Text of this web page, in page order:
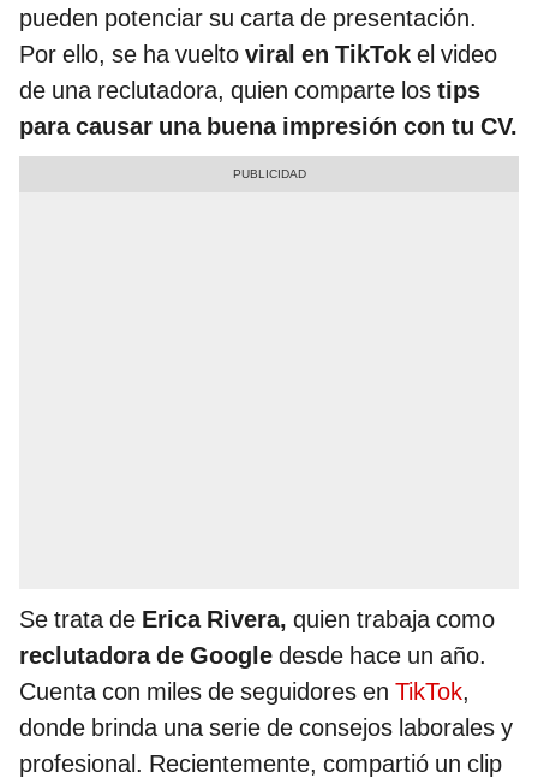
pueden potenciar su carta de presentación.
Por ello, se ha vuelto viral en TikTok el video
de una reclutadora, quien comparte los tips
para causar una buena impresión con tu CV.
Se trata de Erica Rivera, quien trabaja como
reclutadora de Google desde hace un año.
Cuenta con miles de seguidores en TikTok,
donde brinda una serie de consejos laborales y
profesional. Recientemente, compartió un clip